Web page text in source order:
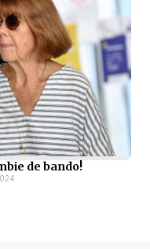
de bando!